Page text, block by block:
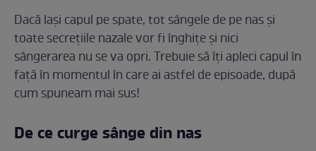
Dacă lași capul pe spate, tot sângele de pe nas și
toate secrețiile nazale vor fi înghițe și nici
sângerarea nu se va opri. Trebuie să îți apleci capul în
față în momentul în care ai astfel de episoade, după
cum spuneam mai sus!
De ce curge sânge din nas